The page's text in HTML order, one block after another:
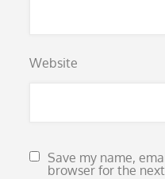
Website
Save my name,
browser for the